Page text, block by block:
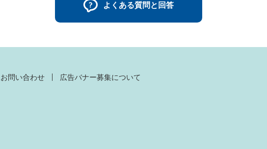
よくある質問と回答
お問い合わせ 広告バナー募集について